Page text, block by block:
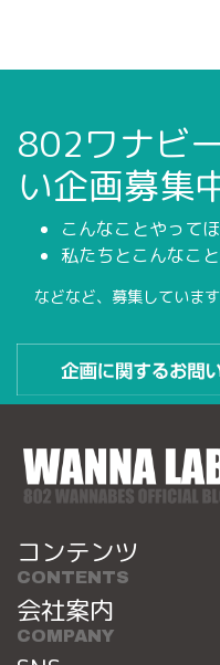
802ワナビ
い企画募集
こんなことやって
私たちとこんなこ
などなど、募集しています
コンテンツ
CONTENTS
会社案内
COMPANY